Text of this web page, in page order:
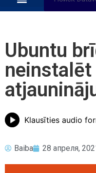
Ubuntu
neinstalēt
Klausīties audio
Baiba 28 апреля,